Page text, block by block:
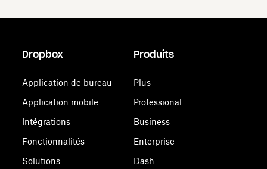
Dropbox
Application de bureau
Application mobile
Intégrations
Fonctionnalités
Solutions
Produits
Plus
Professional
Business
Enterprise
Dash